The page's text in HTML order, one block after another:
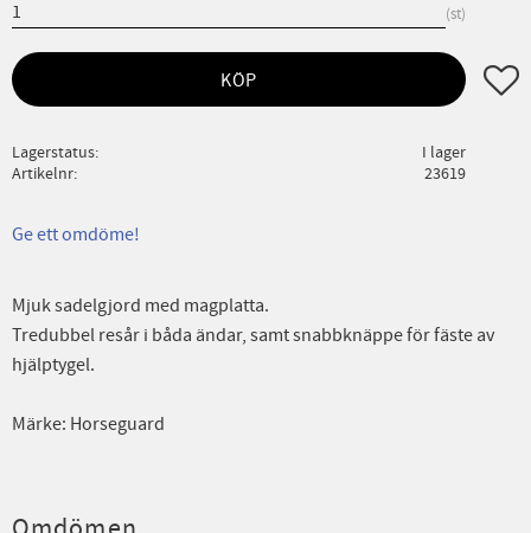
st
KÖP Lägg
Lagerstatus
I lager
Artikelnr
23619
Ge ett omdöme!
Mjuk sadelgjord med magplatta.
Tredubbel resår i båda ändar, samt snabbknäppe för fäste av
hjälptygel.
Märke: Horseguard